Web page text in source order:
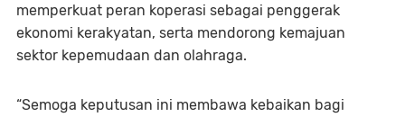
memperkuat peran koperasi sebagai penggerak
ekonomi kerakyatan, serta mendorong kemajuan
sektor kepemudaan dan olahraga.
“Semoga keputusan ini membawa kebaikan bagi